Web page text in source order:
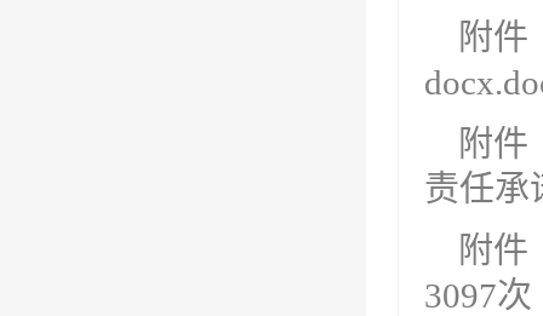
附件
附件
责任承
附件
3097次